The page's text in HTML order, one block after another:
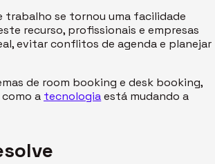
trabalho se tornou uma facilidade
recurso, profissionais e empresas
evitar conflitos de agenda e planejar
de room booking edesk booking,
como a tecnologiaestá mudando a